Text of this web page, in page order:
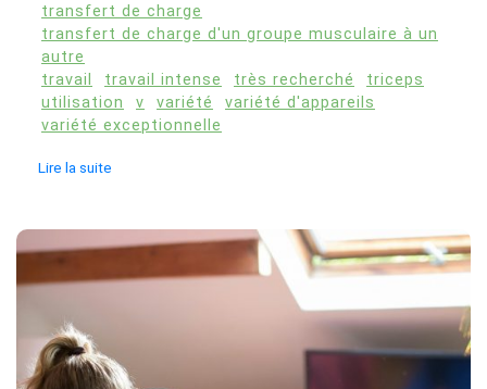
transfert de charge
transfert de charge d'un groupe musculaire à un
autre
travail
travail intense très recherché
triceps
utilisation
v variété
variété d'appareils
variété exceptionnelle
Lire la suite